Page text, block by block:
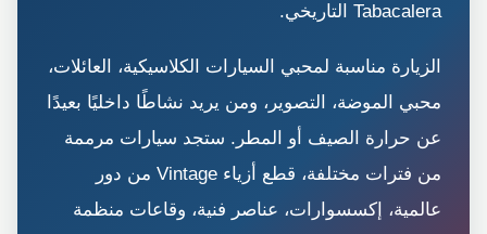
Tabacalera التاريخي.
الزيارة مناسبة لمحبي السيارات الكلاسيكية، العائلات،
محبي الموضة، التصوير، ومن يريد نشاطًا داخليًا بعيدًا
عن حرارة الصيف أو المطر. ستجد سيارات مرممة
من فترات مختلفة، قطع أزياء Vintage من دور
عالمية، إكسسوارات، عناصر فنية، وقاعات منظمة